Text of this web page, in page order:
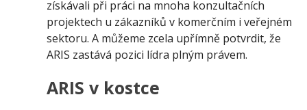
získávali při práci na mnoha konzultačních
projektech u zákazníků v komerčním i veřejném
sektoru. A můžeme zcela upřímně potvrdit, že
ARIS zastává pozici lídra plným právem.
ARIS v kostce